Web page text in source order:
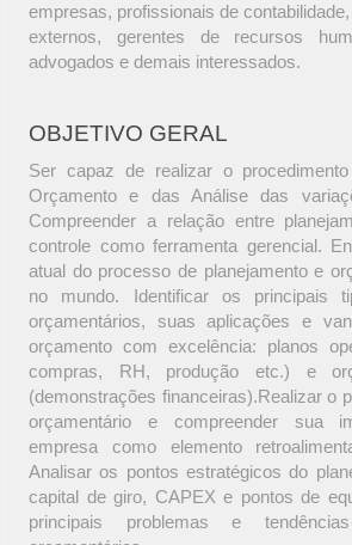
empresas, profissionais de
externos, gerentes de recursos
advogados e demais interessados.
OBJETIVO GERAL
Ser capaz de realizar o
Orçamento e das Análise das
Compreender a relação entre
controle como ferramenta gerencial.
atual do processo de planejamento e
no mundo. Identificar os principais
orçamentários, suas aplicações e
orçamento com excelência: planos
compras, RH, produção etc.) e
(demonstrações financeiras).Realizar o
orçamentário e compreender sua
empresa como elemento
Analisar os pontos estratégicos do
capital de giro, CAPEX e pontos de
principais problemas e